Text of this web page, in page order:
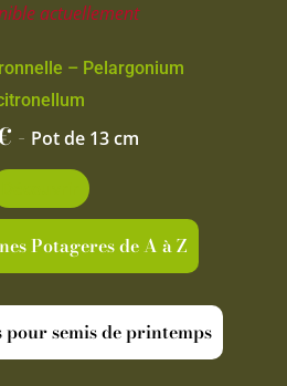
actuellement
– Pelargonium
- Pot de 13 cm
Potageres de A à Z
semis de printemps